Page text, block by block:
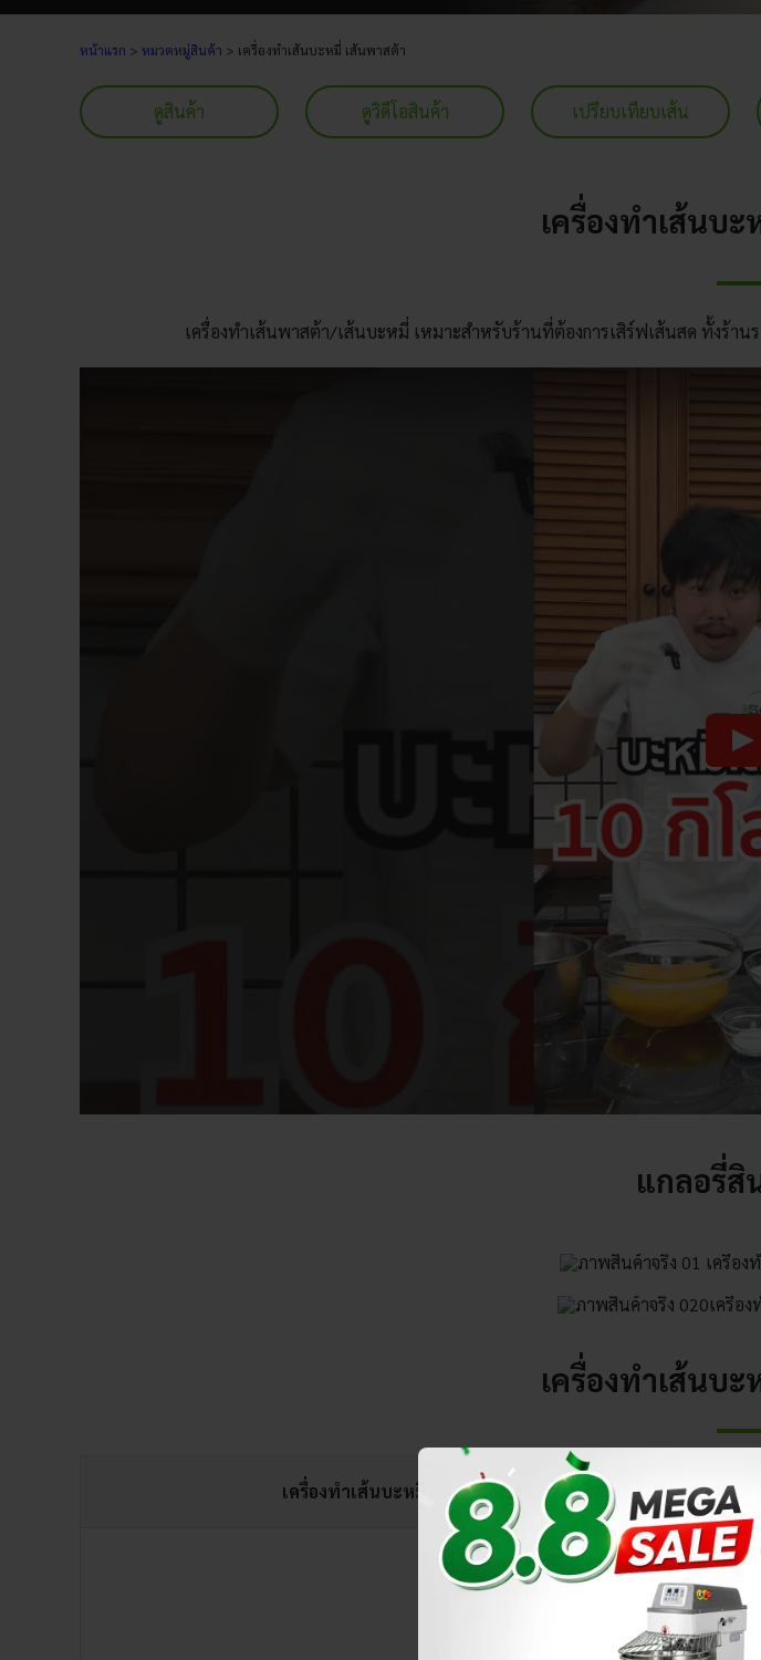
หน้าแรก > หมวดหมู่สินค้า > เครื่องทำเส้นบะหมี่ เส้นพาสต้า
ดูสินค้า ดูวิดีโอสินค้า เปรียบเทียบเส้น
เครื่องทำเส้นบ
เครื่องทำเส้นพาสต้า/เส้นบะหมี่ เหมาะสำหรับร้านที่ต้องการเสิร์ฟเส้นสด ทั้งร้า
แกลอรี่สิ
เครื่องทำเส้นบ
เครื่องทำเส้นบะหมี่/เส้นพาสต้า รุ่นครัวเรือน